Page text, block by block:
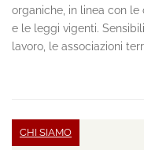
organiche, in linea con
e le leggi vigenti.
lavoro, le associazioni
CHI SIAMO